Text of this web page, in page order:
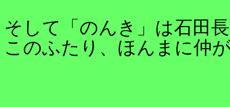
そして「のんき」は石田
このふたり、ほんまに仲